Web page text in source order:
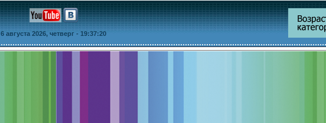
6 августа 2026, четверг - 19:37:20